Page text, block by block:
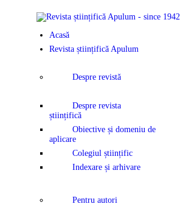
Acasă
Revista științifică Apulum
Despre revistă
Despre revista
științifică
Obiective și domeniu de
aplicare
Colegiul științific
Indexare și arhivare
Pentru autori